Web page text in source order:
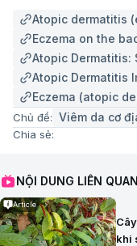
Atopic dermatitis
Eczema on the
Atopic Dermatitis:
Atopic Dermatitis
Eczema (atopic
Chủ đề: Viêm da cơ
Chia sẻ:
NỘI DUNG LIÊN QUAN
Article
khi